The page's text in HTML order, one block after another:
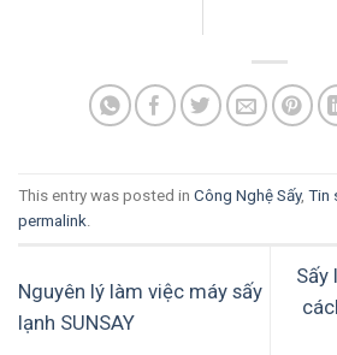
This entry was posted in Công Nghệ Sấy, Tin
permalink
Nguyên lý làm việc máy sấy
lạnh SUNSAY
Sấy